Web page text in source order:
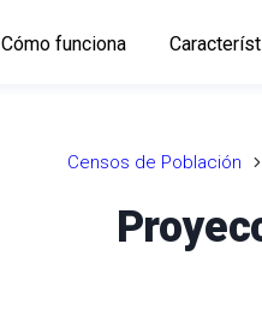
Cómo funciona
Censos de Población